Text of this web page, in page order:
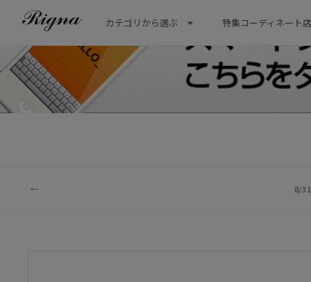
カテゴリから選ぶ 特集コーディネート